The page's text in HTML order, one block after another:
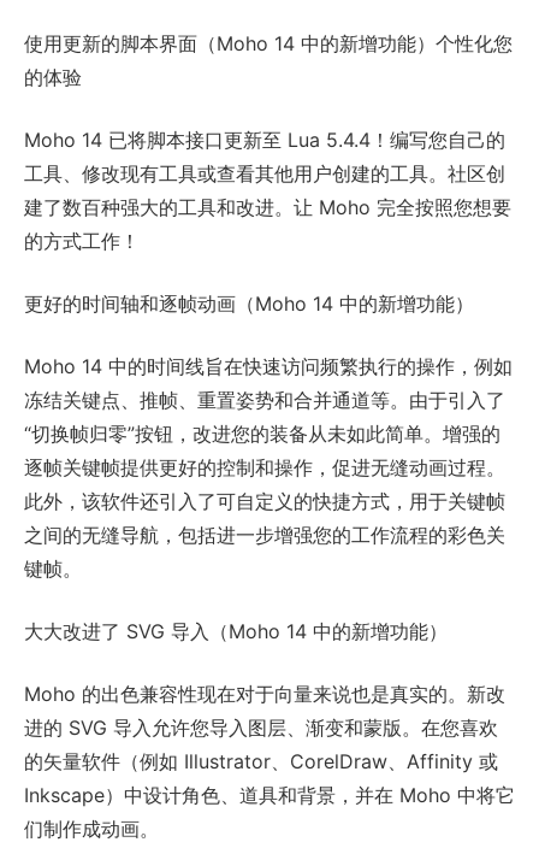
使用更新的脚本界面（Moho 14 中的新增功能）个性化您
的体验
Moho 14 已将脚本接口更新至 Lua 5.4.4！编写您自己的
工具、修改现有工具或查看其他用户创建的工具。社区创
建了数百种强大的工具和改进。让 Moho 完全按照您想要
的方式工作！
更好的时间轴和逐帧动画（Moho 14 中的新增功能）
Moho 14 中的时间线旨在快速访问频繁执行的操作，例如
冻结关键点、推帧、重置姿势和合并通道等。由于引入了
“切换帧归零”按钮，改进您的装备从未如此简单。增强的
逐帧关键帧提供更好的控制和操作，促进无缝动画过程。
此外，该软件还引入了可自定义的快捷方式，用于关键帧
之间的无缝导航，包括进一步增强您的工作流程的彩色关
键帧。
大大改进了 SVG 导入（Moho 14 中的新增功能）
Moho 的出色兼容性现在对于向量来说也是真实的。新改
进的 SVG 导入允许您导入图层、渐变和蒙版。在您喜欢
的矢量软件（例如 Illustrator、CorelDraw、Affinity 或
Inkscape）中设计角色、道具和背景，并在 Moho 中将它
们制作成动画。